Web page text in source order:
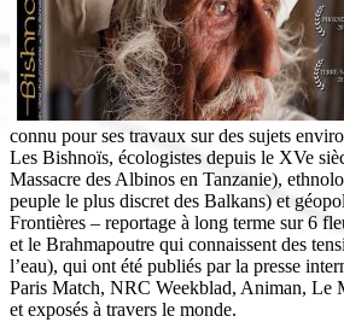
connu pour ses travaux sur des sujets
Les Bishnoïs, écologistes depuis le XVe
Massacre des Albinos en Tanzanie),
peuple le plus discret des Balkans) et
Frontières – reportage à long terme sur 6
et le Brahmapoutre qui connaissent des
l’eau), qui ont été publiés par la presse
Paris Match, NRC Weekblad, Animan,
et exposés à travers le monde.